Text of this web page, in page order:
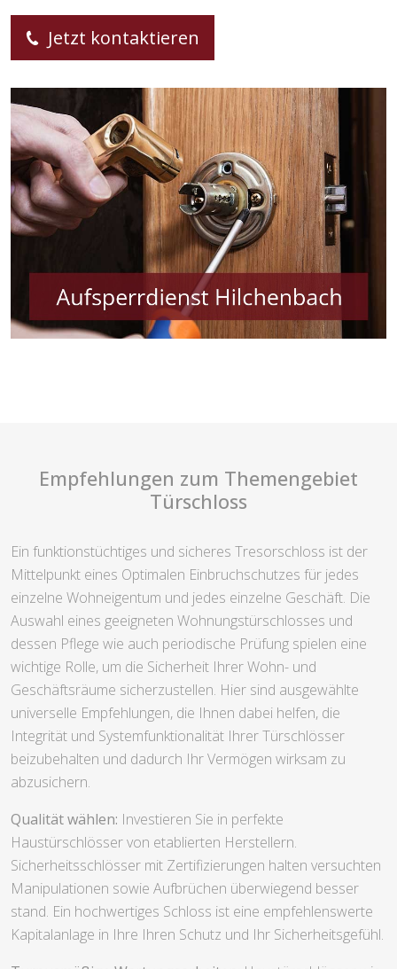
Jetzt kontaktieren
Empfehlungen zum Themengebiet
Türschloss
Ein funktionstüchtiges und sicheres Tresorschloss ist der
Mittelpunkt eines Optimalen Einbruchschutzes für jedes
einzelne Wohneigentum und jedes einzelne Geschäft. Die
Auswahl eines geeigneten Wohnungstürschlosses und
dessen Pflege wie auch periodische Prüfung spielen eine
wichtige Rolle, um die Sicherheit Ihrer Wohn- und
Geschäftsräume sicherzustellen. Hier sind ausgewählte
universelle Empfehlungen, die Ihnen dabei helfen, die
Integrität und Systemfunktionalität Ihrer Türschlösser
beizubehalten und dadurch Ihr Vermögen wirksam zu
abzusichern.
Qualität wählen: Investieren Sie in perfekte
Haustürschlösser von etablierten Herstellern.
Sicherheitsschlösser mit Zertifizierungen halten versuchten
Manipulationen sowie Aufbrüchen überwiegend besser
stand. Ein hochwertiges Schloss ist eine empfehlenswerte
Kapitalanlage in Ihre Ihren Schutz und Ihr Sicherheitsgefühl.